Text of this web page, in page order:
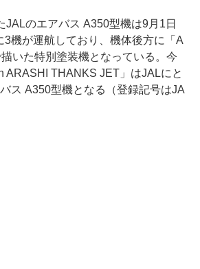
のエアバス A350型機は9月1日
3機が運航しており、機体後方に「A
いた特別塗装機となっている。今
ARASHI THANKS JET」はJALにと
ス A350型機となる（登録記号はJA